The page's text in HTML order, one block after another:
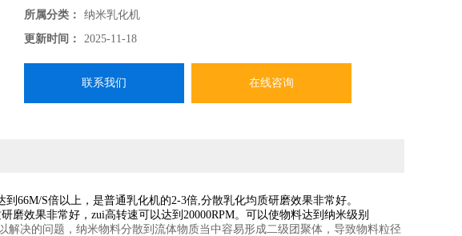
小，效果越好）
5 循环次数（越多，效果越好，到设备的期限，就不能再好）
所属分类：
纳米乳化机
更新时间：
2025-11-18
联系我们 在线咨询
到66M/S倍以上，是普通乳化机的2-3倍,分散乳化均质研磨效果非常好。
磨效果非常好，zui高转速可以达到20000RPM。可以使物料达到纳米级别
决的问题，纳米物料分散到流体物质当中容易形成二级团聚体，导致物料粒径